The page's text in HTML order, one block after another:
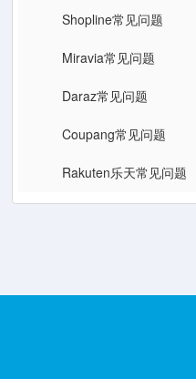
Shopline常见问题
Miravia常见问题
Daraz常见问题
Coupang常见问题
Rakuten乐天常见问题